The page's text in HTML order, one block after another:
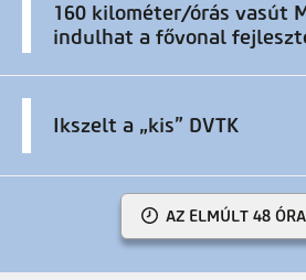
160 kilométer/órás vasút
indulhat a fővonal
Ikszelt a „kis” DVTK
AZ ELMÚLT 48